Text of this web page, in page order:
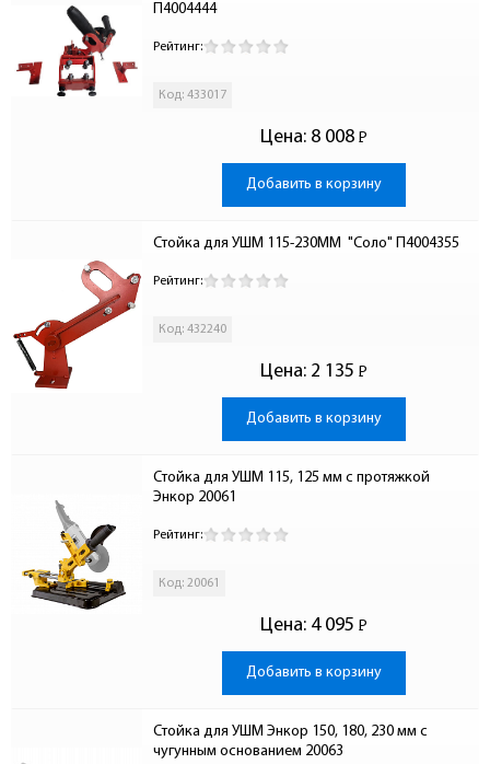
П4004444
Рейтинг:
Код: 433017
Цена: 8 008 Р
-
Добавить в корзину
Стойка для УШМ 115-230ММ  "Соло" П4004355
Рейтинг:
Код: 432240
Цена: 2 135 Р
-
Добавить в корзину
Стойка для УШМ 115, 125 мм с протяжкой
Энкор 20061
Рейтинг:
Код: 20061
Цена: 4 095 Р
-
Добавить в корзину
Стойка для УШМ Энкор 150, 180, 230 мм с
чугунным основанием 20063